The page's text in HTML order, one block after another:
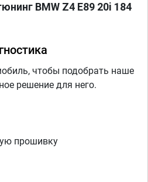
BMW Z4 E89 20i 184
чтобы подобрать наше
решение для него.
прошивку